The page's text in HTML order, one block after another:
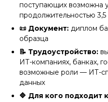
поступающих возможна
продолжительностью 3,5
📜 Документ: диплом
образца
📝 Трудоустройство:
ИТ-компаниях, банках,
возможные роли — ИТ-
данных
🔷 Для кого подходит